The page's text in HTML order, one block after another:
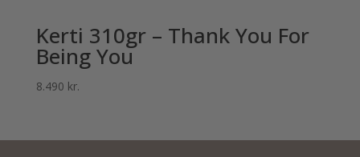
Kerti 310gr – Thank You For
Being You
8.490 kr.